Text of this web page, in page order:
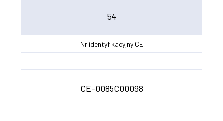
54
Nr identyfikacyjny CE
CE-0085C00098